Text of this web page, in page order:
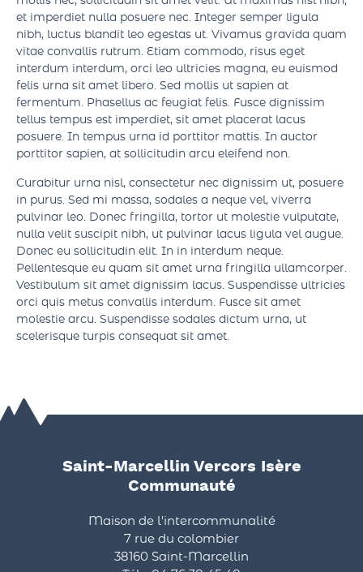
Sed sed interdum sapien. In velit risus, tincidunt nec
mollis nec, sollicitudin sit amet velit. Ut maximus nisl nibh,
et imperdiet nulla posuere nec. Integer semper ligula
nibh, luctus blandit leo egestas ut. Vivamus gravida quam
vitae convallis rutrum. Etiam commodo, risus eget
interdum interdum, orci leo ultricies magna, eu euismod
felis urna sit amet libero. Sed mollis ut sapien at
fermentum. Phasellus ac feugiat felis. Fusce dignissim
tellus tempus est imperdiet, sit amet placerat lacus
posuere. In tempus urna id porttitor mattis. In auctor
porttitor sapien, at sollicitudin arcu eleifend non.
Curabitur urna nisl, consectetur nec dignissim ut, posuere
in purus. Sed mi massa, sodales a neque vel, viverra
pulvinar leo. Donec fringilla, tortor ut molestie vulputate,
nulla velit suscipit nibh, ut pulvinar lacus ligula vel augue.
Donec eu sollicitudin elit. In in interdum neque.
Pellentesque eu quam sit amet urna fringilla ullamcorper.
Vestibulum sit amet dignissim lacus. Suspendisse ultricies
orci quis metus convallis interdum. Fusce sit amet
molestie arcu. Suspendisse sodales dictum urna, ut
Saint-Marcellin Vercors Isère
Maison de l'intercommunalité
7 rue du colombier